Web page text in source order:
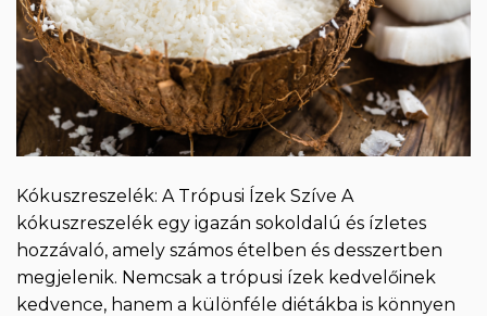
Kókuszreszelék: A Trópusi Ízek Szíve A
kókuszreszelék egy igazán sokoldalú és ízletes
hozzávaló, amely számos ételben és desszertben
megjelenik. Nemcsak a trópusi ízek kedvelőinek
kedvence, hanem a különféle diétákba is könnyen